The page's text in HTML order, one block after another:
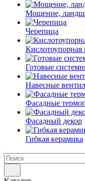
Мощение,
Черепица
Готовые
Навесные
Фасадные
Фасадный декор
Гибкая керамика